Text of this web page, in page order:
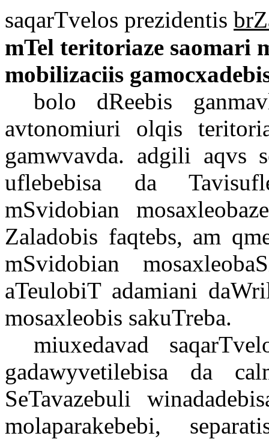
saqarTvelos prezidentis
mTel teritoriaze saomari
mobilizaciis
bolo dReebis
avtonomiuri olqis
gamwvavda. adgili aqvs
uflebebisa da
mSvidobian
Zaladobis faqtebs, am
mSvidobian
aTeulobiT adamiani
mosaxleobis sakuTreba.
miuxedavad
gadawyvetilebisa da
SeTavazebuli
molaparakebebi,